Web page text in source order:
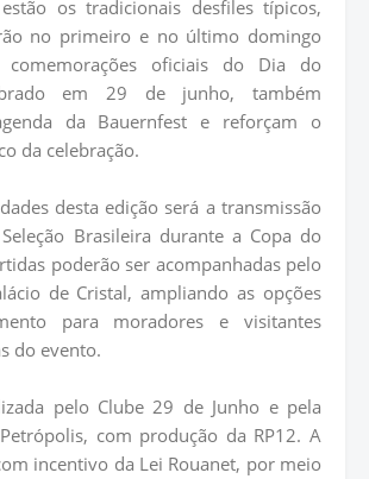
os tradicionais desfiles típicos,
no primeiro e no último domingo
oficiais do Dia do
em 29 de junho, também
da Bauernfest e reforçam o
da celebração.
desta edição será a transmissão
Brasileira durante a Copa do
poderão ser acompanhadas pelo
de Cristal, ampliando as opções
para moradores e visitantes
do evento.
pelo Clube 29 de Junho e pela
com produção da RP12. A
incentivo da Lei Rouanet, por meio